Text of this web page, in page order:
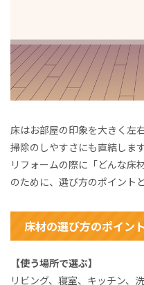
床はお部屋の印象を大きく左
掃除のしやすさにも直結します
リフォームの際に「どんな床
のために、選び方のポイント
床材の選び方のポイント
【使う場所で選ぶ】
リビング、寝室、キッチン、